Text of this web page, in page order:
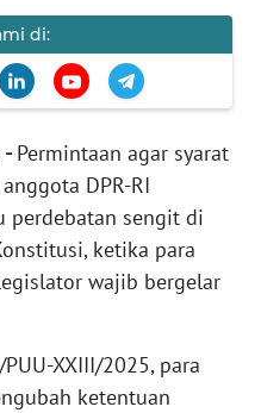
di:
-Permintaan agar syarat
DPR-RI
perdebatan sengit di
ketika para
wajib bergelar
XXIII/2025, para
ketentuan